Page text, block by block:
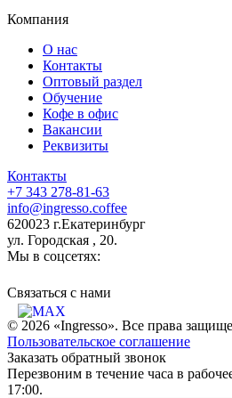
Компания
О нас
Контакты
Оптовый раздел
Обучение
Кофе в офис
Вакансии
Реквизиты
Контакты
+7 343 278-81-63
info@ingresso.coffee
620023 г.Екатеринбург
ул. Городская , 20.
Мы в соцсетях:
Связаться c нами
© 2026 «Ingresso». Все права
Пользовательское соглашение
Заказать обратный звонок
Перезвоним в течение часа в
17:00.